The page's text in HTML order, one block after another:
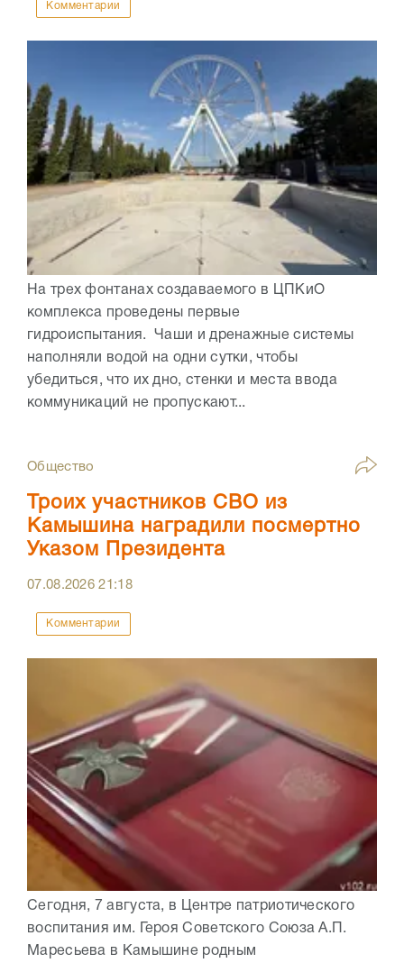
Комментарии
На трех фонтанах создаваемого в ЦПКиО
комплекса проведены первые
гидроиспытания. Чаши и дренажные системы
наполняли водой на одни сутки, чтобы
убедиться, что их дно, стенки и места ввода
коммуникаций не пропускают...
Общество
Троих участников СВО из
Камышина наградили посмертно
Указом Президента
07.08.202621:18
Комментарии
Сегодня, 7 августа, в Центре патриотического
воспитания им. Героя Советского Союза А.П.
Маресьева в Камышине родным